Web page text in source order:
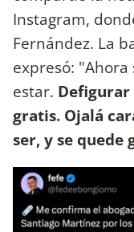
Instagram,
Fernández. La
expresó:
estar. Defigurar
gratis. Ojalá
ser, y se quede